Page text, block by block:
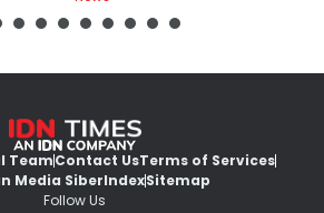
TeamContact UsTerms of Services
Media SiberIndexSitemap
Follow Us